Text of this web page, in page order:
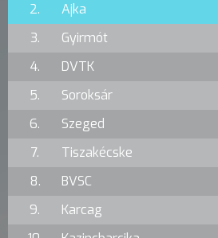
2.
Ajka
3.
Gyirmót
4.
DVTK
5.
Soroksár
6.
Szeged
7.
Tiszakécske
8.
BVSC
9.
Karcag